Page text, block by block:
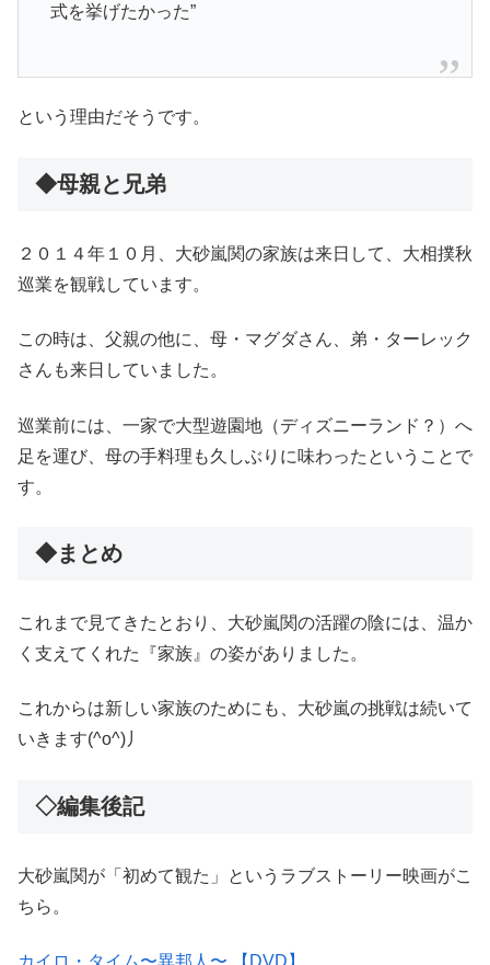
式を挙げたかった”
という理由だそうです。
◆母親と兄弟
２０１４年１０月、大砂嵐関の家族は来日して、大相撲秋
巡業を観戦しています。
この時は、父親の他に、母・マグダさん、弟・ターレック
さんも来日していました。
巡業前には、一家で大型遊園地（ディズニーランド？）へ
足を運び、母の手料理も久しぶりに味わったということで
す。
◆まとめ
これまで見てきたとおり、大砂嵐関の活躍の陰には、温か
く支えてくれた『家族』の姿がありました。
これからは新しい家族のためにも、大砂嵐の挑戦は続いて
いきます(^o^)丿
◇編集後記
大砂嵐関が「初めて観た」というラブストーリー映画がこ
ちら。